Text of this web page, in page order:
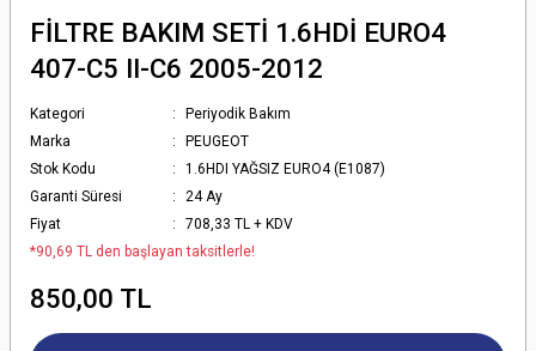
FİLTRE BAKIM SETİ 1.6HDİ EURO4
407-C5 II-C6 2005-2012
Kategori
Periyodik Bakım
Marka
PEUGEOT
Stok Kodu
1.6HDI YAĞSIZ EURO4 (E1087)
Garanti Süresi
24 Ay
Fiyat
708,33 TL + KDV
*90,69 TL den başlayan taksitlerle!
850,00 TL